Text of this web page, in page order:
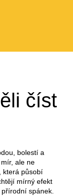
číst
bolestí a
ale ne
která působí
mírný efekt
přírodní spánek